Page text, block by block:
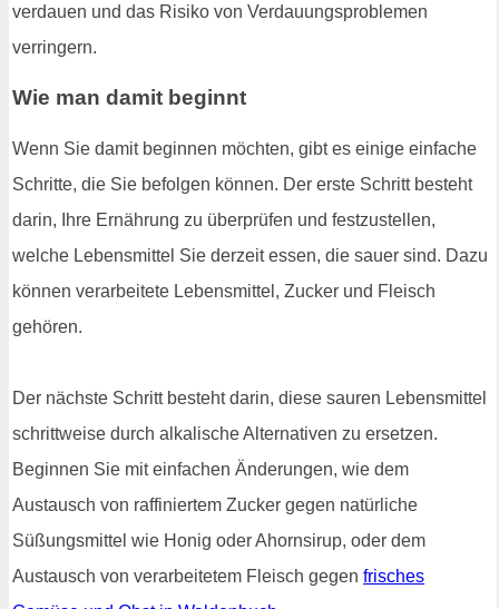
verdauen und das Risiko von Verdauungsproblemen
verringern.
Wie man damit beginnt
Wenn Sie damit beginnen möchten, gibt es einige einfache
Schritte, die Sie befolgen können. Der erste Schritt besteht
darin, Ihre Ernährung zu überprüfen und festzustellen,
welche Lebensmittel Sie derzeit essen, die sauer sind. Dazu
können verarbeitete Lebensmittel, Zucker und Fleisch
gehören.
Der nächste Schritt besteht darin, diese sauren Lebensmittel
schrittweise durch alkalische Alternativen zu ersetzen.
Beginnen Sie mit einfachen Änderungen, wie dem
Austausch von raffiniertem Zucker gegen natürliche
Süßungsmittel wie Honig oder Ahornsirup, oder dem
Austausch von verarbeitetem Fleisch gegen frisches